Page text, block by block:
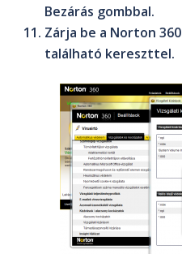
Bezárás gombbal.
Zárja be a Norton 360
található kereszttel.